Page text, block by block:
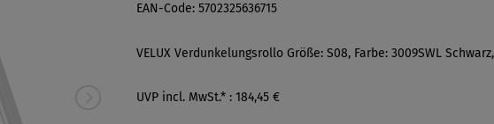
EAN-Code: 5702325636715
VELUX Verdunkelungsrollo Größe: S08, Farbe: 3009SWL
UVP incl. MwSt.* : 184,45 €